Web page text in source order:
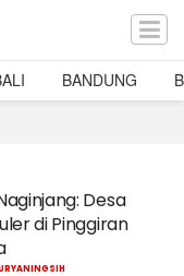
BANDUNG
Desa
di Pinggiran